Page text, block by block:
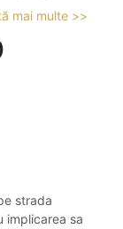
mai multe >>
strada
implicarea sa